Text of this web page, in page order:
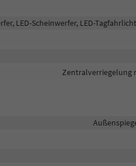
LED-Scheinwerfer, LED-
Zentralverriegelung